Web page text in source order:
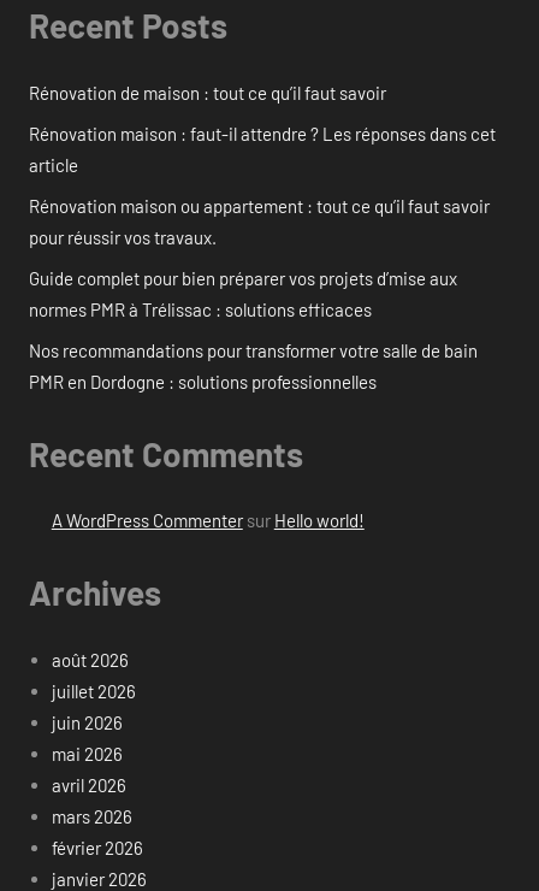
Recent Posts
Rénovation de maison : tout ce qu’il faut savoir
Rénovation maison : faut-il attendre ? Les réponses dans cet
article
Rénovation maison ou appartement : tout ce qu’il faut savoir
pour réussir vos travaux.
Guide complet pour bien préparer vos projets d’mise aux
normes PMR à Trélissac : solutions efficaces
Nos recommandations pour transformer votre salle de bain
PMR en Dordogne : solutions professionnelles
Recent Comments
A WordPress Commentersur Hello world!
Archives
août 2026
juillet 2026
juin 2026
mai 2026
avril 2026
mars 2026
février 2026
janvier 2026